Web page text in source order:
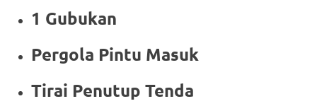
1 Gubukan
Pergola Pintu Masuk
Tirai Penutup Tenda